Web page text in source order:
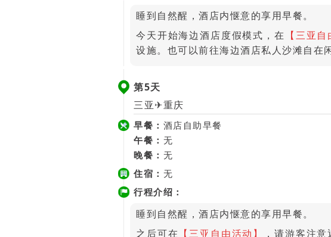
睡到自然醒，酒店内惬意的享用早餐。
今天开始海边酒店度假模式，在 【三亚
设施。也可以前往海边酒店私人沙滩自在闲
第5天
三亚✈重庆
早餐： 酒店自助早餐
午餐： 无
晚餐： 无
住宿： 无
行程介绍：
睡到自然醒，酒店内惬意的享用早餐。
之后可在 【三亚自由活动】 ，请游客注